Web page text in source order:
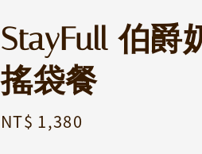
StayFull 伯爵
搖袋餐
Regular
NT$ 1,380